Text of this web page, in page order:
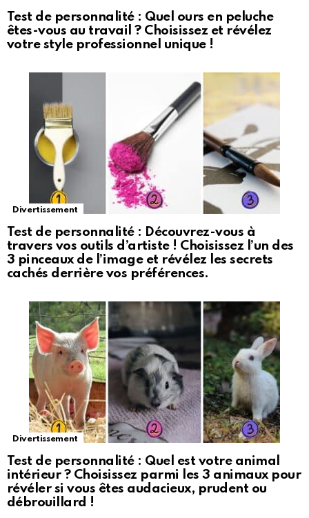
Test de personnalité : Quel ours en peluche
êtes-vous au travail ? Choisissez et révélez
votre style professionnel unique !
Divertissement
Test de personnalité : Découvrez-vous à
travers vos outils d’artiste ! Choisissez l’un des
3 pinceaux de l’image et révélez les secrets
cachés derrière vos préférences.
Divertissement
Test de personnalité : Quel est votre animal
intérieur ? Choisissez parmi les 3 animaux pour
révéler si vous êtes audacieux, prudent ou
débrouillard !